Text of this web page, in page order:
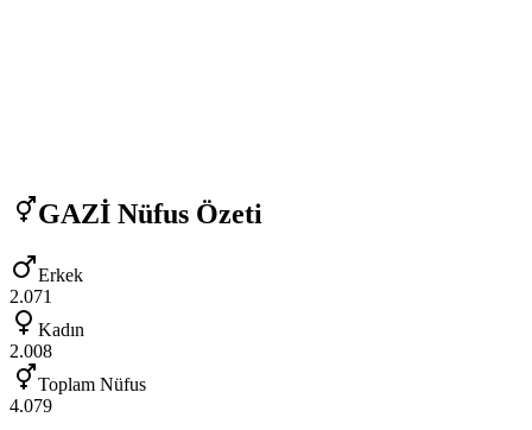
GAZİ Nüfus Özeti
Erkek
2.071
Kadın
2.008
Toplam Nüfus
4.079